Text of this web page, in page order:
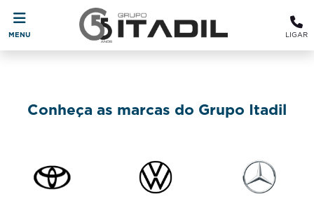
MENU LIGAR
Conheça as marcas do Grupo Itadil